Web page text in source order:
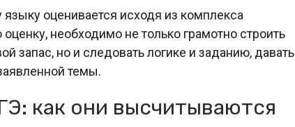
оценивается исходя из комплекса
необходимо не только грамотно строить
запас, но и следовать логике и заданию, давать
темы.
как они высчитываются